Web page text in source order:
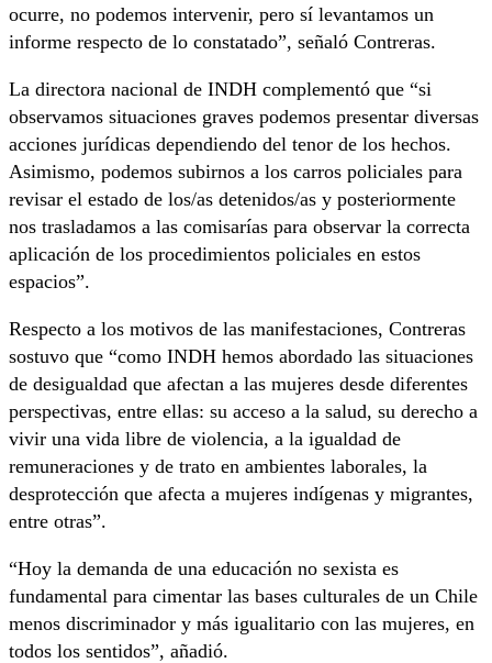
ocurre, no podemos intervenir, pero sí levantamos un
informe respecto de lo constatado”, señaló Contreras.
La directora nacional de INDH complementó que “si
observamos situaciones graves podemos presentar diversas
acciones jurídicas dependiendo del tenor de los hechos.
Asimismo, podemos subirnos a los carros policiales para
revisar el estado de los/as detenidos/as y posteriormente
nos trasladamos a las comisarías para observar la correcta
aplicación de los procedimientos policiales en estos
espacios”.
Respecto a los motivos de las manifestaciones, Contreras
sostuvo que “como INDH hemos abordado las situaciones
de desigualdad que afectan a las mujeres desde diferentes
perspectivas, entre ellas: su acceso a la salud, su derecho a
vivir una vida libre de violencia, a la igualdad de
remuneraciones y de trato en ambientes laborales, la
desprotección que afecta a mujeres indígenas y migrantes,
entre otras”.
“Hoy la demanda de una educación no sexista es
fundamental para cimentar las bases culturales de un Chile
menos discriminador y más igualitario con las mujeres, en
todos los sentidos”, añadió.